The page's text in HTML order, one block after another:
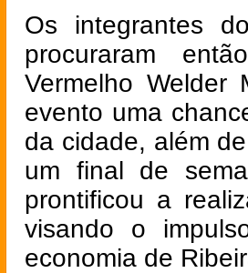
Os integrantes
procuraram
Vermelho Welder
evento uma
da cidade, além
um final de
prontificou a
visando o
economia de